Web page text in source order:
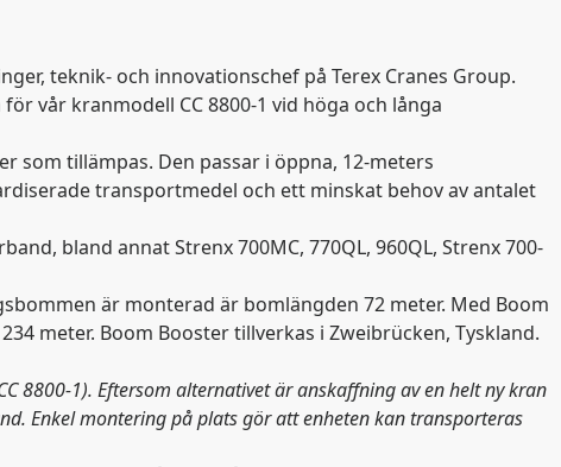
teknik- och innovationschef på Terex Cranes Group.
vår kranmodell CC 8800-1 vid höga och långa
som tillämpas. Den passar i öppna, 12-meters
transportmedel och ett minskat behov av antalet
bland annat Strenx 700MC, 770QL, 960QL, Strenx 700-
är monterad är bomlängden 72 meter. Med Boom
meter. Boom Booster tillverkas i Zweibrücken, Tyskland.
8800-1). Eftersom alternativet är anskaffning av en helt ny kran
Enkel montering på plats gör att enheten kan transporteras